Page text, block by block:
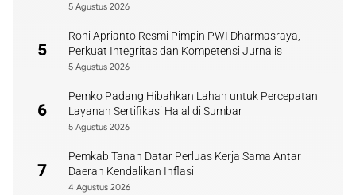
5 Agustus 2026
5
Roni Aprianto Resmi Pimpin PWI Dharmasraya,
Perkuat Integritas dan Kompetensi Jurnalis
5 Agustus 2026
6
Pemko Padang Hibahkan Lahan untuk Percepatan
Layanan Sertifikasi Halal di Sumbar
5 Agustus 2026
7
Pemkab Tanah Datar Perluas Kerja Sama Antar
Daerah Kendalikan Inflasi
4 Agustus 2026